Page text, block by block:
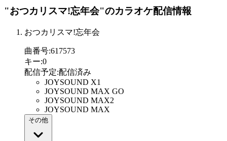
"おつカリスマ!忘年会"のカラオケ配信情報
おつカリスマ!忘年会
曲番号:617573
キー:0
配信予定:配信済み
JOYSOUND X1
JOYSOUND MAX GO
JOYSOUND MAX2
JOYSOUND MAX
その他